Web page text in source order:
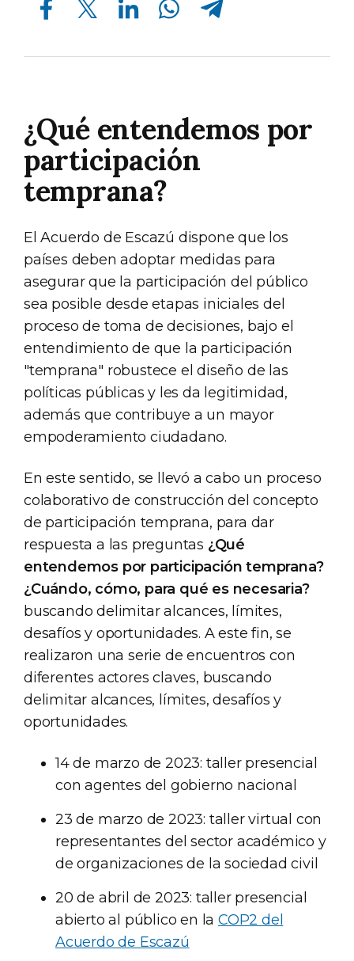
¿Qué entendemos por
participación
temprana?
El Acuerdo de Escazú dispone que los
países deben adoptar medidas para
asegurar que la participación del público
sea posible desde etapas iniciales del
proceso de toma de decisiones, bajo el
entendimiento de que la participación
"temprana" robustece el diseño de las
políticas públicas y les da legitimidad,
además que contribuye a un mayor
empoderamiento ciudadano.
En este sentido, se llevó a cabo un proceso
colaborativo de construcción del concepto
de participación temprana, para dar
respuesta a las preguntas ¿Qué
entendemos por participación temprana?
¿Cuándo, cómo, para qué es necesaria?
buscando delimitar alcances, límites,
desafíos y oportunidades. A este fin, se
realizaron una serie de encuentros con
diferentes actores claves, buscando
delimitar alcances, límites, desafíos y
oportunidades.
14 de marzo de 2023: taller presencial
con agentes del gobierno nacional
23 de marzo de 2023: taller virtual con
representantes del sector académico y
de organizaciones de la sociedad civil
20 de abril de 2023: taller presencial
abierto al público en laCOP2 del
Acuerdo de Escazú